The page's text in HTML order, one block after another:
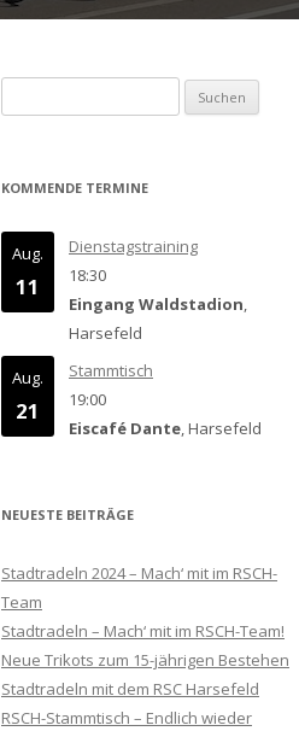
nach:
KOMMENDE TERMINE
Aug.
11
Dienstagstraining
18:30
Eingang Waldstadion,
Harsefeld
Aug.
21
Stammtisch
19:00
Eiscafé Dante, Harsefeld
NEUESTE BEITRÄGE
Stadtradeln 2024 – Mach‘ mit im RSCH-
Team
Stadtradeln – Mach‘ mit im RSCH-Team!
Neue Trikots zum 15-jährigen Bestehen
Stadtradeln mit dem RSC Harsefeld
RSCH-Stammtisch – Endlich wieder